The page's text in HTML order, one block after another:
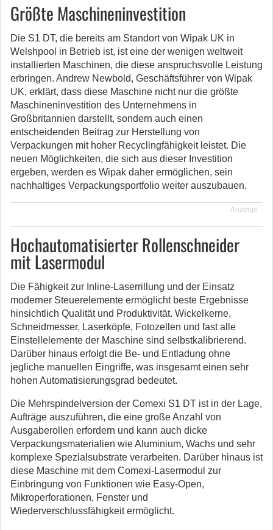
Größte Maschineninvestition
Die S1 DT, die bereits am Standort von Wipak UK in
Welshpool in Betrieb ist, ist eine der wenigen weltweit
installierten Maschinen, die diese anspruchsvolle Leistung
erbringen. Andrew Newbold, Geschäftsführer von Wipak
UK, erklärt, dass diese Maschine nicht nur die größte
Maschineninvestition des Unternehmens in
Großbritannien darstellt, sondern auch einen
entscheidenden Beitrag zur Herstellung von
Verpackungen mit hoher Recyclingfähigkeit leistet. Die
neuen Möglichkeiten, die sich aus dieser Investition
ergeben, werden es Wipak daher ermöglichen, sein
nachhaltiges Verpackungsportfolio weiter auszubauen.
Anzeige
Hochautomatisierter Rollenschneider
mit Lasermodul
Die Fähigkeit zur Inline-Laserrillung und der Einsatz
moderner Steuerelemente ermöglicht beste Ergebnisse
hinsichtlich Qualität und Produktivität. Wickelkerne,
Schneidmesser, Laserköpfe, Fotozellen und fast alle
Einstellelemente der Maschine sind selbstkalibrierend.
Darüber hinaus erfolgt die Be- und Entladung ohne
jegliche manuellen Eingriffe, was insgesamt einen sehr
hohen Automatisierungsgrad bedeutet.
Die Mehrspindelversion der Comexi S1 DT ist in der Lage,
Aufträge auszuführen, die eine große Anzahl von
Ausgaberollen erfordern und kann auch dicke
Verpackungsmaterialien wie Aluminium, Wachs und sehr
komplexe Spezialsubstrate verarbeiten. Darüber hinaus ist
diese Maschine mit dem Comexi-Lasermodul zur
Einbringung von Funktionen wie Easy-Open,
Mikroperforationen, Fenster und
Wiederverschlussfähigkeit ermöglicht.